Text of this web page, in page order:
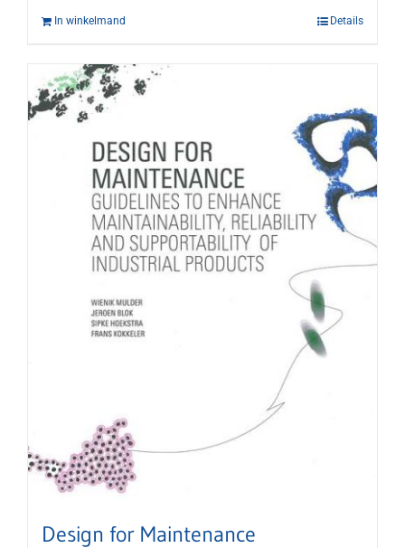
In winkelmand Details
Design for Maintenance